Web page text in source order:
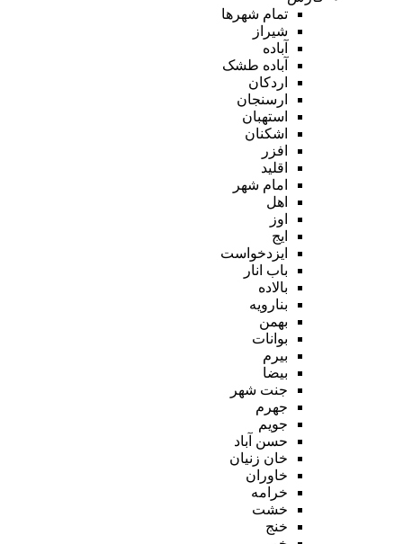
تمام شهر‌ها
شیراز
آباده
آباده طشک
اردکان
ارسنجان
استهبان
اشکنان
افزر
اقلید
امام شهر
اهل
اوز
ایج
ایزدخواست
باب انار
بالاده
بنارویه
بهمن
بوانات
بیرم
بیضا
جنت شهر
جهرم
جویم
حسن آباد
خان زنیان
خاوران
خرامه
خشت
خنج